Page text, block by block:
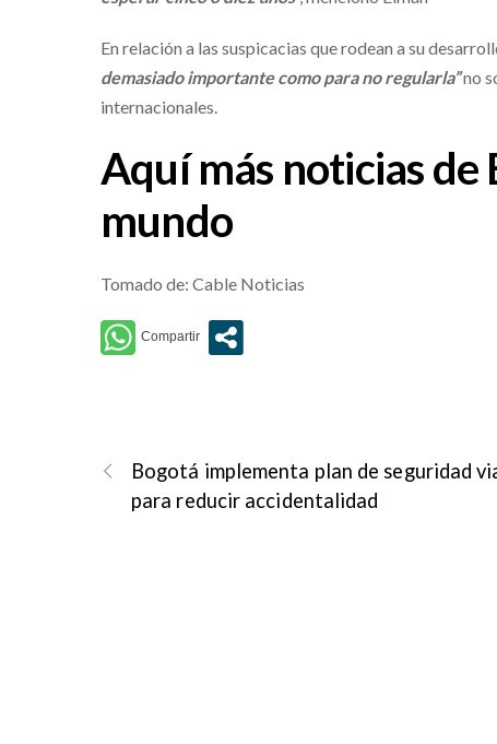
En relación a las suspicacias que rodean a su
demasiado importante como para no regularla”no
internacionales.
Aquí más noticias de
mundo
Tomado de: Cable Noticias
Bogotá implementa plan de seguridad
para reducir accidentalidad